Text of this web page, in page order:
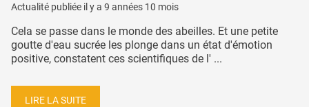
Actualité publiée il y a 9 années 10 mois
Cela se passe dans le monde des abeilles. Et une petite
goutte d'eau sucrée les plonge dans un état d'émotion
positive, constatent ces scientifiques de l' ...
LIRE LA SUITE